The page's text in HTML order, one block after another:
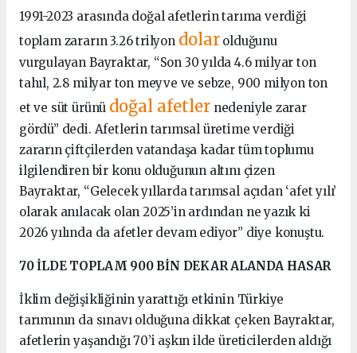
1991-2023 arasında doğal afetlerin tarıma verdiği
toplam zararın 3.26 trilyon dolarolduğunu
vurgulayan Bayraktar, “Son 30 yılda 4.6 milyar ton
tahıl, 2.8 milyar ton meyve ve sebze, 900 milyon ton
et ve süt ürünü doğal afetlernedeniyle zarar
gördü” dedi. Afetlerin tarımsal üretime verdiği
zararın çiftçilerden vatandaşa kadar tüm toplumu
ilgilendiren bir konu olduğunun altını çizen
Bayraktar, “Gelecek yıllarda tarımsal açıdan ‘afet yılı’
olarak anılacak olan 2025’in ardından ne yazık ki
2026 yılında da afetler devam ediyor” diye konuştu.
70 İLDE TOPLAM 900 BİN DEKAR ALANDA HASAR
İklim değişikliğinin yarattığı etkinin Türkiye
tarımının da sınavı olduğuna dikkat çeken Bayraktar,
afetlerin yaşandığı 70’i aşkın ilde üreticilerden aldığı